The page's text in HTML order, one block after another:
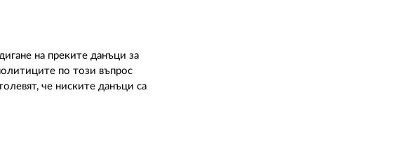
на преките данъци за
по този въпрос
че ниските данъци са